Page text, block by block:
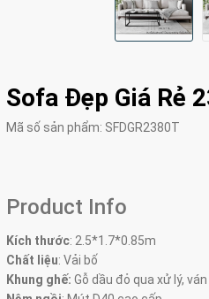
Sofa Đẹp Giá Rẻ
Mã số sản phẩm: SFDGR2380T
Product Info
Kích thước: 2.5*1.7*0.85m
Chất liệu: Vải bố
Khung ghế: Gỗ dầu đỏ qua xử lý,